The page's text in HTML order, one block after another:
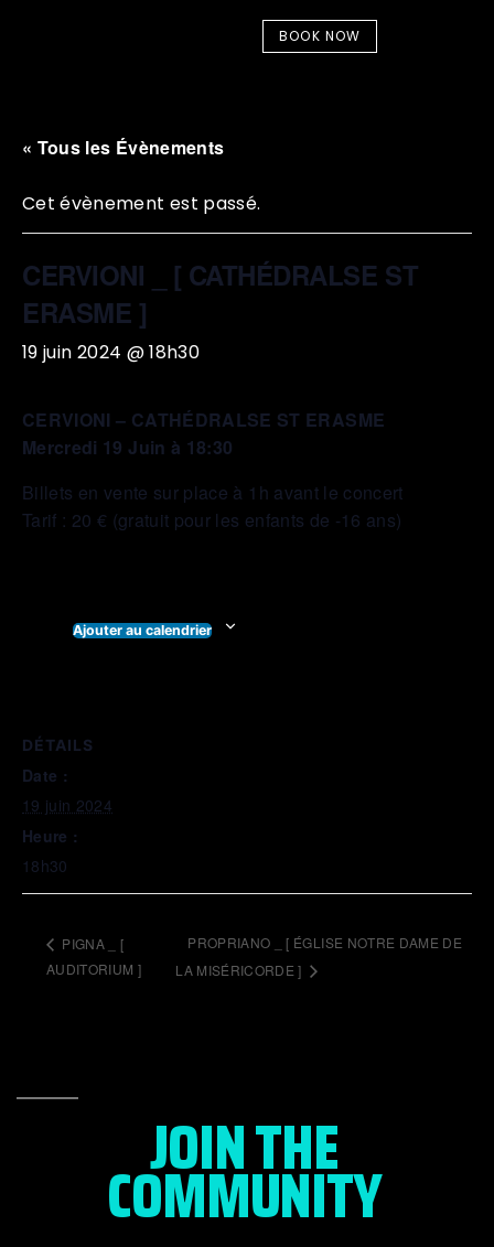
BOOK NOW
« Tous les Évènements
Cet évènement est passé.
CERVIONI _ [ CATHÉDRALSE ST
ERASME ]
19 juin 2024 @ 18h30
CERVIONI – CATHÉDRALSE ST ERASME
Mercredi 19 Juin à 18:30
Billets en vente sur place à 1h avant le concert
Tarif : 20 € (gratuit pour les enfants de -16 ans)
Ajouter au calendrier
DÉTAILS
Date :
19 juin 2024
Heure :
18h30
PIGNA _ [
AUDITORIUM ]
PROPRIANO _ [ ÉGLISE NOTRE DAME DE
LA MISÉRICORDE ]
JOIN THE
COMMUNITY